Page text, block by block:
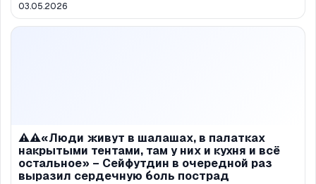
03.05.2026
⚠️⚠️«Люди живут в шалашах, в палатках
накрытыми тентами, там у них и кухня и всё
остальное» – Сейфутдин в очередной раз
выразил сердечную боль пострад